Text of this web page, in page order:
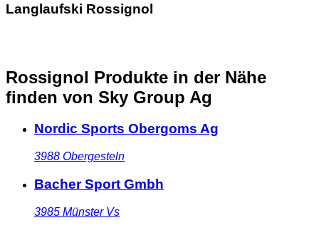
Langlaufski Rossignol
Rossignol Produkte in der Nähe
finden von Sky Group Ag
Nordic Sports Obergoms Ag
3988 Obergesteln
Bacher Sport Gmbh
3985 Münster Vs